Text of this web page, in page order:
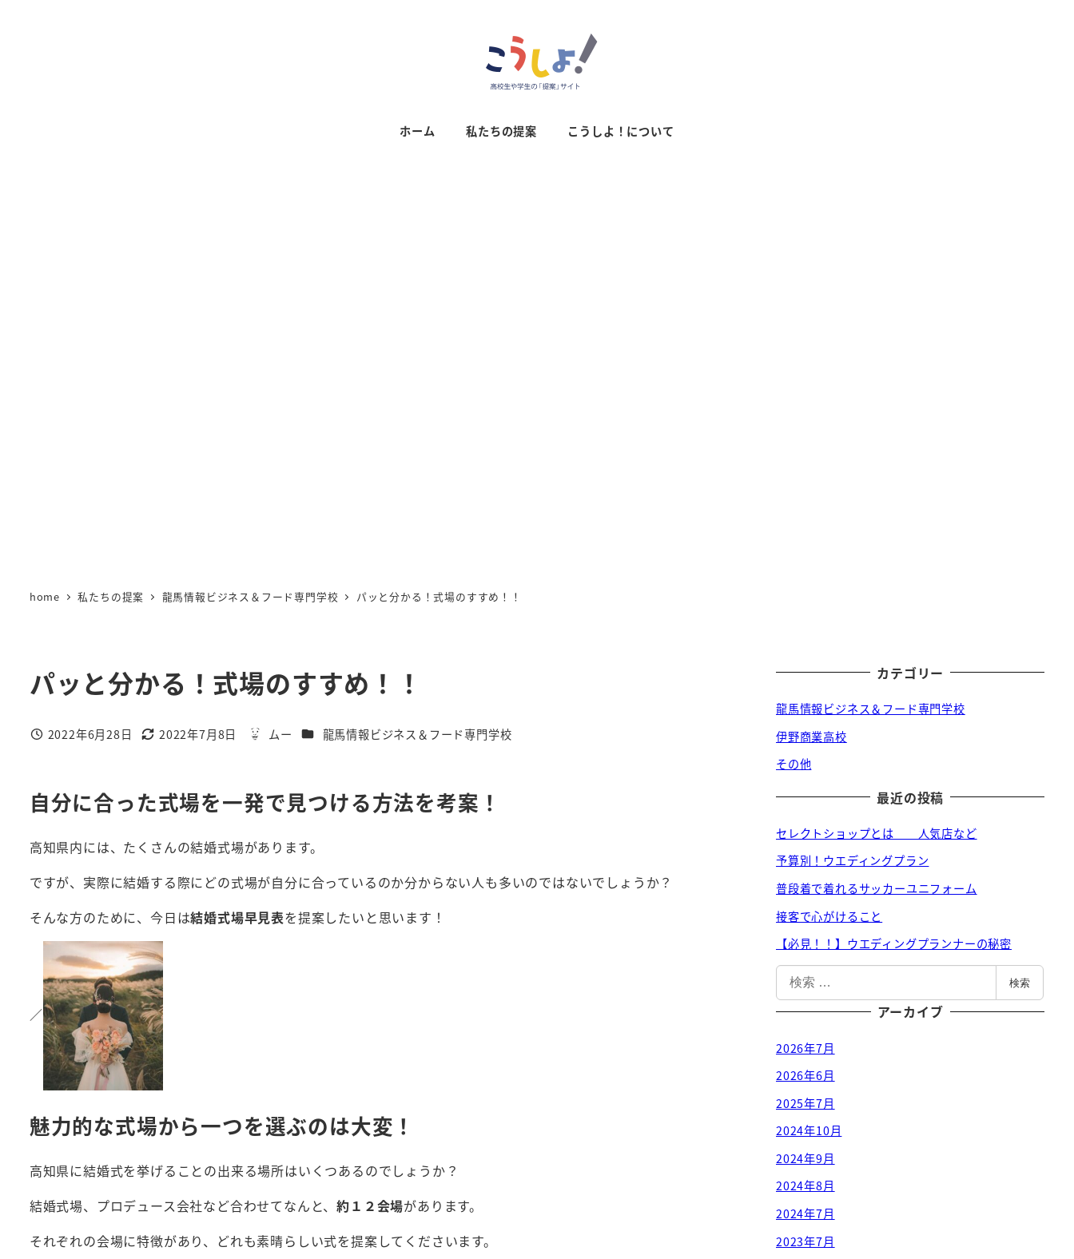
ホーム 私たちの提案 こうしよ！について
home 私たちの提案 龍馬情報ビジネス＆フード専門学校 パッと分かる！式場のすすめ！！
パッと分かる！式場のすすめ！！
投稿日
2022年6月28日
更新日
2022年7月8日
著
ムー カテゴリー
龍馬情報ビジネス＆フード専門学校
自分に合った式場を一発で見つける方法を考案！
高知県内には、たくさんの結婚式場があります。
ですが、実際に結婚する際にどの式場が自分に合っているのか分からない人も多いのではないでしょうか？
そんな方のために、今日は結婚式場早見表を提案したいと思います！
／
魅力的な式場から一つを選ぶのは大変！
高知県に結婚式を挙げることの出来る場所はいくつあるのでしょうか？
結婚式場、プロデュース会社など合わせてなんと、約１２会場があります。
それぞれの会場に特徴があり、どれも素晴らしい式を提案してくださいます。
カテゴリー
龍馬情報ビジネス＆フード専門学校
伊野商業高校
その他
最近の投稿
セレクトショップとは 人気店など
予算別！ウエディングプラン
普段着で着れるサッカーユニフォーム
接客で心がけること
【必見！！】ウエディングプランナーの秘密
索
検索
アーカイブ
2026年7月
2026年6月
2025年7月
2024年10月
2024年9月
2024年8月
2024年7月
2023年7月